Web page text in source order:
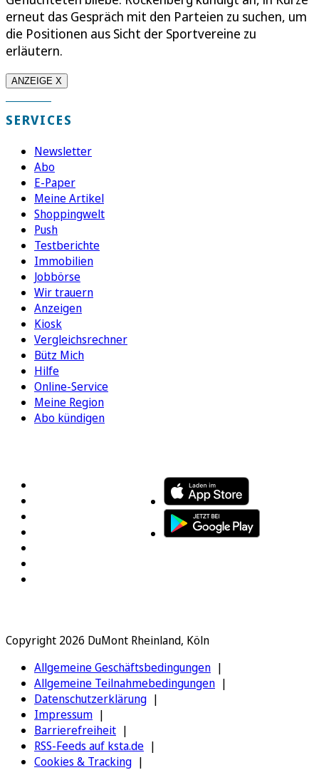
erneut das Gespräch mit den Parteien zu suchen, um
die Positionen aus Sicht der Sportvereine zu
erläutern.
ANZEIGE X
SERVICES
Newsletter
Abo
E-Paper
Meine Artikel
Shoppingwelt
Push
Testberichte
Immobilien
Jobbörse
Wir trauern
Anzeigen
Kiosk
Vergleichsrechner
Bütz Mich
Hilfe
Online-Service
Meine Region
Abo kündigen
Copyright 2026 DuMont Rheinland, Köln
Allgemeine Geschäftsbedingungen
Allgemeine Teilnahmebedingungen
Datenschutzerklärung
Impressum
Barrierefreiheit
RSS-Feeds auf ksta.de
Cookies & Tracking